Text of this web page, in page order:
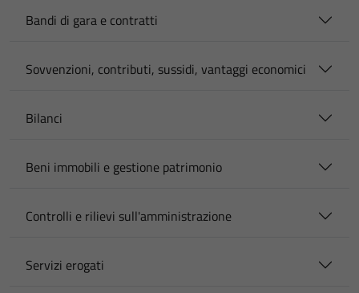
Bandi di gara e contratti
Sovvenzioni, contributi, sussidi, vantaggi economici
Bilanci
Beni immobili e gestione patrimonio
Controlli e rilievi sull'amministrazione
Servizi erogati